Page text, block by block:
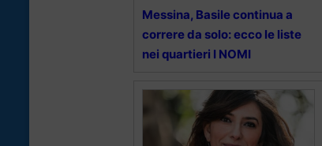
Messina, Basile continua a
correre da solo: ecco le liste
nei quartieri I NOMI